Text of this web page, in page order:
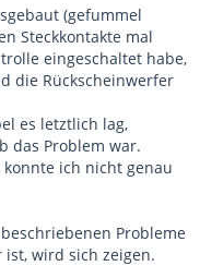
(gefummel
Steckkontakte mal
eingeschaltet habe,
die Rückscheinwerfer
es letztlich lag,
das Problem war.
ich nicht genau
Probleme
ist, wird sich zeigen.